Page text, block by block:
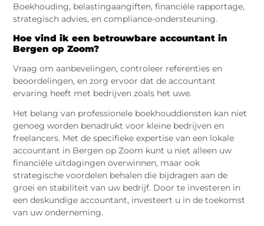
Boekhouding, belastingaangiften, financiële rapportage,
strategisch advies, en compliance-ondersteuning.
Hoe vind ik een betrouwbare accountant in
Bergen op Zoom?
Vraag om aanbevelingen, controleer referenties en
beoordelingen, en zorg ervoor dat de accountant
ervaring heeft met bedrijven zoals het uwe.
Het belang van professionele boekhouddiensten kan niet
genoeg worden benadrukt voor kleine bedrijven en
freelancers. Met de specifieke expertise van een lokale
accountant in Bergen op Zoom kunt u niet alleen uw
financiële uitdagingen overwinnen, maar ook
strategische voordelen behalen die bijdragen aan de
groei en stabiliteit van uw bedrijf. Door te investeren in
een deskundige accountant, investeert u in de toekomst
van uw onderneming.